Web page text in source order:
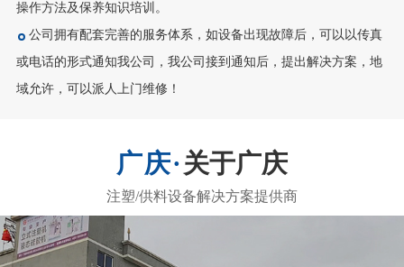
操作方法及保养知识培训。
公司拥有配套完善的服务体系，如设备出现故障后，可以以传真
或电话的形式通知我公司，我公司接到通知后，提出解决方案，地
域允许，可以派人上门维修！
关于广庆